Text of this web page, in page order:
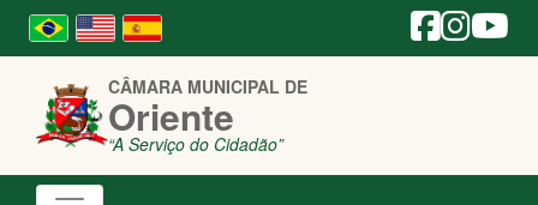
CÂMARA MUNICIPAL DE
Oriente
“A Serviço do Cidadão”